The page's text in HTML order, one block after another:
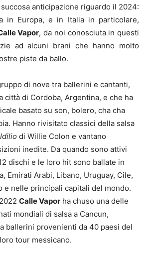
anticipazione riguardo il 2024:
in Europa, e in Italia in particolare,
Vapor, da noi conosciuta in questi
ad alcuni brani che hanno molto
piste da ballo.
di nove tra ballerini e cantanti,
città di Cordoba, Argentina, e che ha
basato su son, bolero, cha cha
Hanno rivisitato classici della salsa
Idilio di Willie Colon e vantano
inedite. Da quando sono attivi
dischi e le loro hit sono ballate in
Emirati Arabi, Libano, Uruguay, Cile,
e nelle principali capitali del mondo.
Calle Vapor ha chuso una delle
mondiali di salsa a Cancun,
ballerini provenienti da 40 paesi del
tour messicano.